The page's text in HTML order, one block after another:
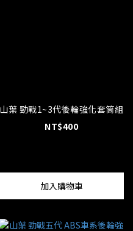
山葉 勁戰1~3代後輪強化套筒組
NT$400
加入購物車